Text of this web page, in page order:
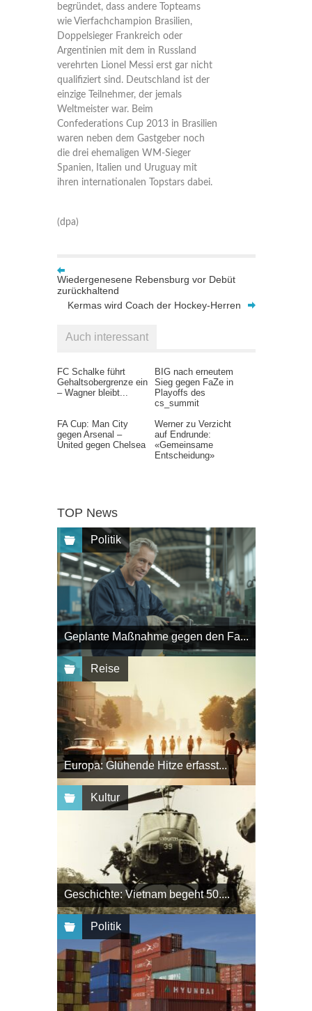
begründet, dass andere Topteams
wie Vierfachchampion Brasilien,
Doppelsieger Frankreich oder
Argentinien mit dem in Russland
verehrten Lionel Messi erst gar nicht
qualifiziert sind. Deutschland ist der
einzige Teilnehmer, der jemals
Weltmeister war. Beim
Confederations Cup 2013 in Brasilien
waren neben dem Gastgeber noch
die drei ehemaligen WM-Sieger
Spanien, Italien und Uruguay mit
ihren internationalen Topstars dabei.
(dpa)
Wiedergenesene Rebensburg vor Debüt
zurückhaltend
Kermas wird Coach der Hockey-Herren
Auch interessant
FC Schalke führt
Gehaltsobergrenze ein
– Wagner bleibt...
BIG nach erneutem
Sieg gegen FaZe in
Playoffs des
cs_summit
FA Cup: Man City
gegen Arsenal –
United gegen Chelsea
Werner zu Verzicht
auf Endrunde:
«Gemeinsame
Entscheidung»
TOP News
Politik
Geplante Maßnahme gegen den Fa...
Reise
Europa: Glühende Hitze erfasst...
Kultur
Geschichte: Vietnam begeht 50....
Politik